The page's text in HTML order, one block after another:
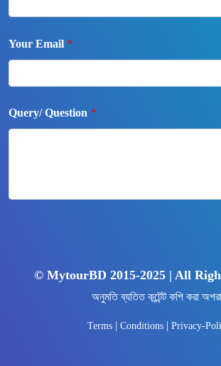
Your Email *
Query/ Question *
© MytourBD 2015-2025 | All
অনুমতি ব্যতিত কন্টেন্ট কপি করা
Terms | Conditions | Privacy-